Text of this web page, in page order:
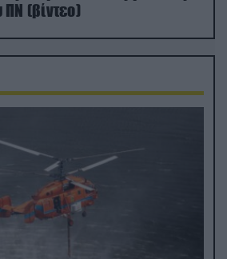
ΠΝ (βίντεο)